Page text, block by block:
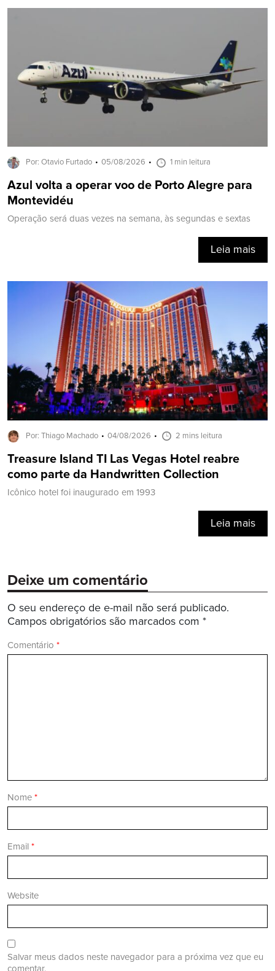
Por: Otavio Furtado 05/08/2026 1 min leitura
Azul volta a operar voo de Porto Alegre para
Montevidéu
Operação será duas vezes na semana, às segundas e sextas
Leia mais
Por: Thiago Machado 04/08/2026 2 mins leitura
Treasure Island TI Las Vegas Hotel reabre
como parte da Handwritten Collection
Icônico hotel foi inaugurado em 1993
Leia mais
Deixe um comentário
O seu endereço de e-mail não será publicado.
Campos obrigatórios são marcados com *
Comentário *
Nome *
Email *
Website
Salvar meus dados neste navegador para a próxima vez que eu
comentar.